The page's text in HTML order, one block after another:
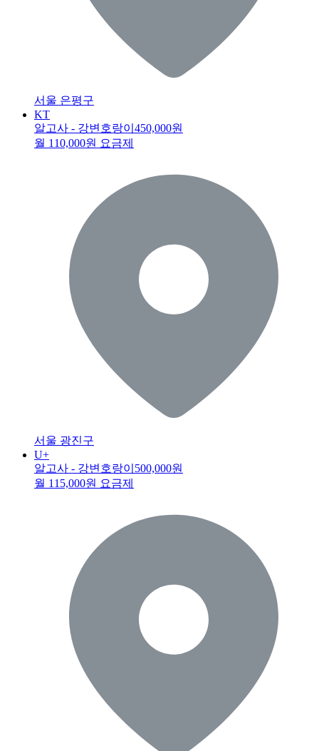
서울 은평구
KT
알고사 - 강변호랑이 450,000원
월 110,000원 요금제
서울 광진구
U+
알고사 - 강변호랑이 500,000원
월 115,000원 요금제